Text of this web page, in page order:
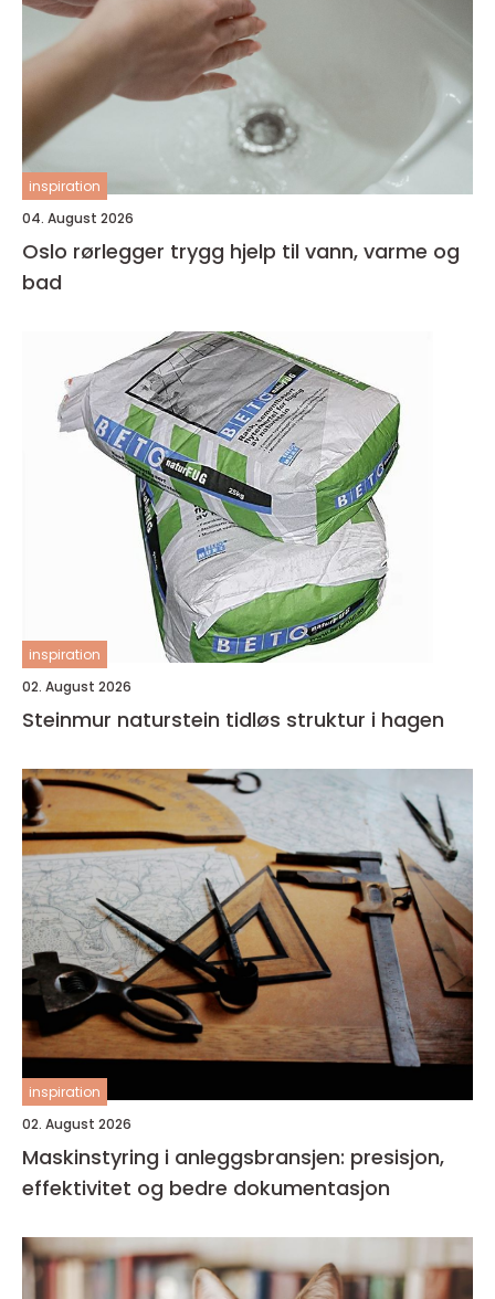
inspiration
04. August 2026
Oslo rørlegger trygg hjelp til vann, varme og
bad
inspiration
02. August 2026
Steinmur naturstein tidløs struktur i hagen
inspiration
02. August 2026
Maskinstyring i anleggsbransjen: presisjon,
effektivitet og bedre dokumentasjon